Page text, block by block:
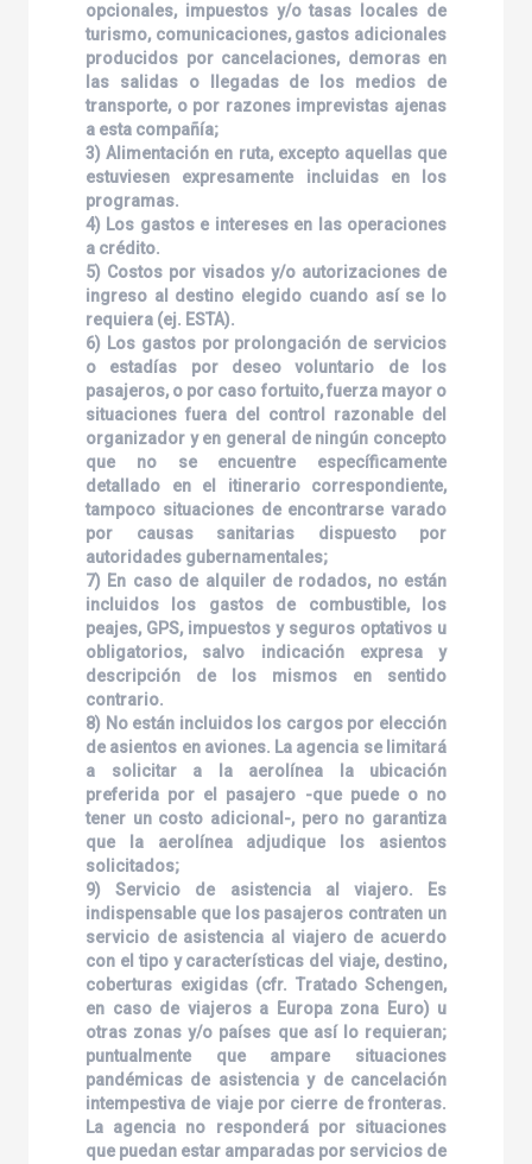
opcionales, impuestos y/o tasas locales de
turismo, comunicaciones, gastos adicionales
producidos por cancelaciones, demoras en
las salidas o llegadas de los medios de
transporte, o por razones imprevistas ajenas
a esta compañía;
3) Alimentación en ruta, excepto aquellas que
estuviesen expresamente incluidas en los
programas.
4) Los gastos e intereses en las operaciones
a crédito.
5) Costos por visados y/o autorizaciones de
ingreso al destino elegido cuando así se lo
requiera (ej. ESTA).
6) Los gastos por prolongación de servicios
o estadías por deseo voluntario de los
pasajeros, o por caso fortuito, fuerza mayor o
situaciones fuera del control razonable del
organizador y en general de ningún concepto
que no se encuentre específicamente
detallado en el itinerario correspondiente,
tampoco situaciones de encontrarse varado
por causas sanitarias dispuesto por
autoridades gubernamentales;
7) En caso de alquiler de rodados, no están
incluidos los gastos de combustible, los
peajes, GPS, impuestos y seguros optativos u
obligatorios, salvo indicación expresa y
descripción de los mismos en sentido
contrario.
8) No están incluidos los cargos por elección
de asientos en aviones. La agencia se limitará
a solicitar a la aerolínea la ubicación
preferida por el pasajero -que puede o no
tener un costo adicional-, pero no garantiza
que la aerolínea adjudique los asientos
solicitados;
9) Servicio de asistencia al viajero. Es
indispensable que los pasajeros contraten un
servicio de asistencia al viajero de acuerdo
con el tipo y características del viaje, destino,
coberturas exigidas (cfr. Tratado Schengen,
en caso de viajeros a Europa zona Euro) u
otras zonas y/o países que así lo requieran;
puntualmente que ampare situaciones
pandémicas de asistencia y de cancelación
intempestiva de viaje por cierre de fronteras.
La agencia no responderá por situaciones
que puedan estar amparadas por servicios de